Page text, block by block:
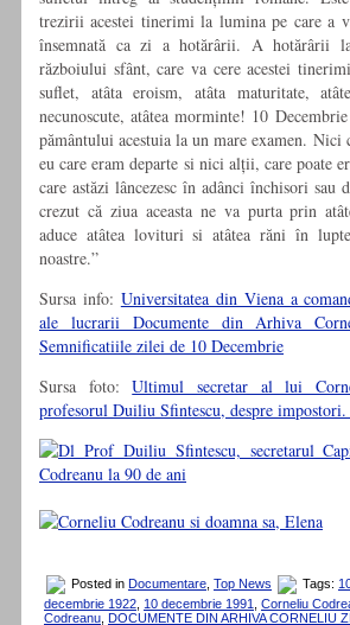
trezirii acestei tinerimi la lumina pe care a
însemnată ca zi a hotărârii. A hotărârii
războiului sfânt, care va cere acestei
suflet, atâta eroism, atâta maturitate,
necunoscute, atâtea morminte! 10
pământului acestuia la un mare examen.
eu care eram departe si nici alții, care poate
care astăzi lâncezesc în adânci închisori sau
crezut că ziua aceasta ne va purta prin
aduce atâtea lovituri si atâtea răni în
noastre.”
Sursa info: Universitatea din Viena a
ale lucrarii Documente din Arhiva
Semnificatiile zilei de 10 Decembrie
Sursa foto:Ultimul secretar al lui
profesorul Duiliu Sfintescu, despre
Posted in Documentare Top News Tags:
decembrie 1922 10 decembrie 1991 Corneliu
Codreanu
DOCUMENTE DIN ARHIVA CORNELIU